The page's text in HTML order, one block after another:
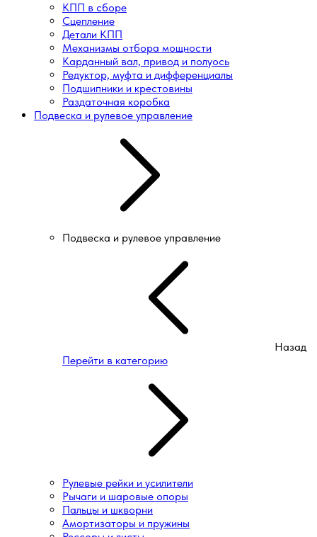
КПП в сборе
Сцепление
Детали КПП
Механизмы отбора мощности
Карданный вал, привод и полуось
Редуктор, муфта и дифференциалы
Подшипники и крестовины
Раздаточная коробка
Подвеска и рулевое управление
Подвеска и рулевое управление
Назад
Перейти в категорию
Рулевые рейки и усилители
Рычаги и шаровые опоры
Пальцы и шкворни
Амортизаторы и пружины